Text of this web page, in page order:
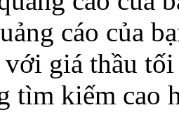
cáo của
giá thầu
tìm kiếm cao